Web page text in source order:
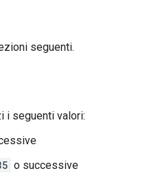
seguenti.
i seguenti valori:
o successive